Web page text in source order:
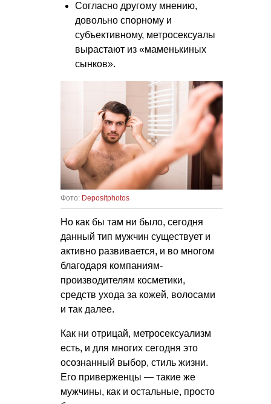
Согласно другому мнению,
довольно спорному и
субъективному, метросексуалы
вырастают из «маменькиных
сынков».
Фото: Depositphotos
Но как бы там ни было, сегодня
данный тип мужчин существует и
активно развивается, и во многом
благодаря компаниям-
производителям косметики,
средств ухода за кожей, волосами
и так далее.
Как ни отрицай, метросексуализм
есть, и для многих сегодня это
осознанный выбор, стиль жизни.
Его приверженцы — такие же
мужчины, как и остальные, просто